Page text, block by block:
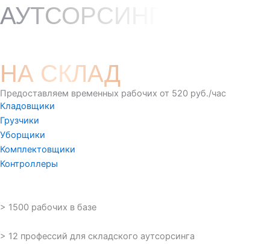
АУТСОРСИНГ
НА СКЛАД
Предоставляем временных рабочих от 520 руб./час
Кладовщики
Грузчики
Уборщики
Комплектовщики
Контроллеры
> 1500 рабочих в базе
> 12 профессий для складского аутсорсинга